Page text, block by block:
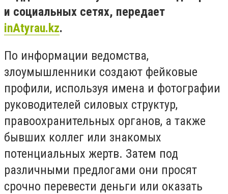
и социальных сетях, передает
inAtyrau.kz.
По информации ведомства,
злоумышленники создают фейковые
профили, используя имена и фотографии
руководителей силовых структур,
правоохранительных органов, а также
бывших коллег или знакомых
потенциальных жертв. Затем под
различными предлогами они просят
срочно перевести деньги или оказать